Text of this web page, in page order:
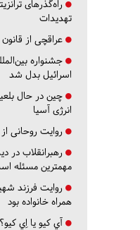
راه‌گذرهای
تهدیدات
عراقچی از
جشنواره
اسرائیل بدل شد
چین در حال
انرژی آسیا
روایت روحانی
رهبرانقلاب
مهمترین مسئله
روایت فرزند
همراه خانواده بود
آي كيو يا اِي